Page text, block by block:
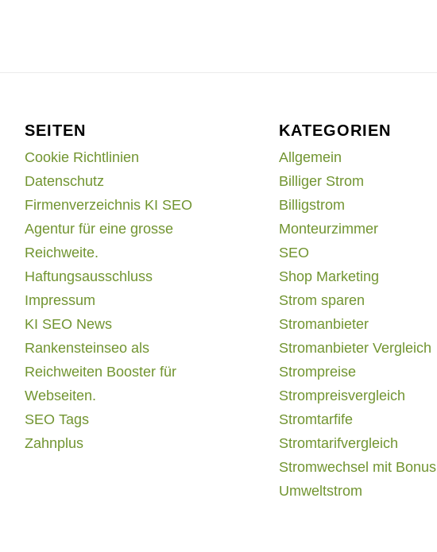
SEITEN
Cookie Richtlinien
Datenschutz
Firmenverzeichnis KI SEO
Agentur für eine grosse
Reichweite.
Haftungsausschluss
Impressum
KI SEO News
Rankensteinseo als
Reichweiten Booster für
Webseiten.
SEO Tags
Zahnplus
KATEGORIEN
Allgemein
Billiger Strom
Billigstrom
Monteurzimmer
SEO
Shop Marketing
Strom sparen
Stromanbieter
Stromanbieter Vergleich
Strompreise
Strompreisvergleich
Stromtarfife
Stromtarifvergleich
Stromwechsel mit Bonus
Umweltstrom